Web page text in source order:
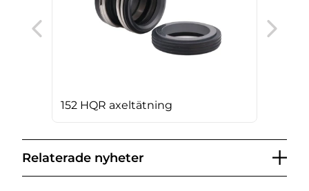
152 HQR axeltätning
Relaterade nyheter